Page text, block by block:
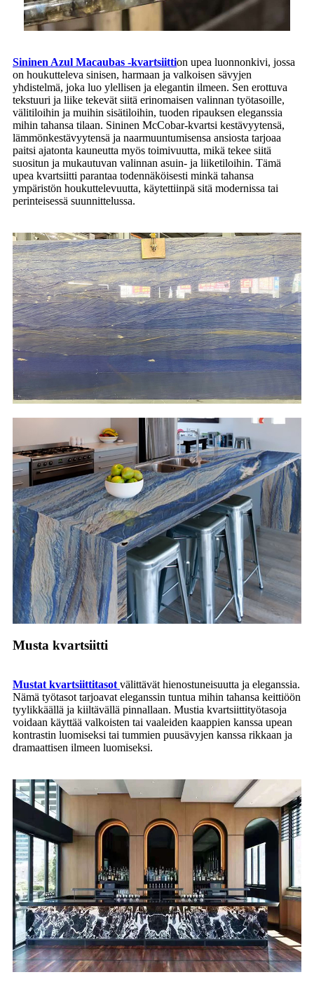
Sininen Azul Macaubas -kvartsiittion upea luonnonkivi, jossa
on houkutteleva sinisen, harmaan ja valkoisen sävyjen
yhdistelmä, joka luo ylellisen ja elegantin ilmeen. Sen erottuva
tekstuuri ja liike tekevät siitä erinomaisen valinnan työtasoille,
välitiloihin ja muihin sisätiloihin, tuoden ripauksen eleganssia
mihin tahansa tilaan. Sininen McCobar-kvartsi kestävyytensä,
lämmönkestävyytensä ja naarmuuntumisensa ansiosta tarjoaa
paitsi ajatonta kauneutta myös toimivuutta, mikä tekee siitä
suositun ja mukautuvan valinnan asuin- ja liiketiloihin. Tämä
upea kvartsiitti parantaa todennäköisesti minkä tahansa
ympäristön houkuttelevuutta, käytettiinpä sitä modernissa tai
perinteisessä suunnittelussa.
Musta kvartsiitti
Mustat kvartsiittitasot välittävät hienostuneisuutta ja eleganssia.
Nämä työtasot tarjoavat eleganssin tuntua mihin tahansa keittiöön
tyylikkäällä ja kiiltävällä pinnallaan. Mustia kvartsiittityötasoja
voidaan käyttää valkoisten tai vaaleiden kaappien kanssa upean
kontrastin luomiseksi tai tummien puusävyjen kanssa rikkaan ja
dramaattisen ilmeen luomiseksi.